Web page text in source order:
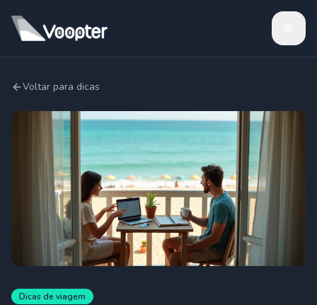
Voltar para dicas
Dicas de viagem